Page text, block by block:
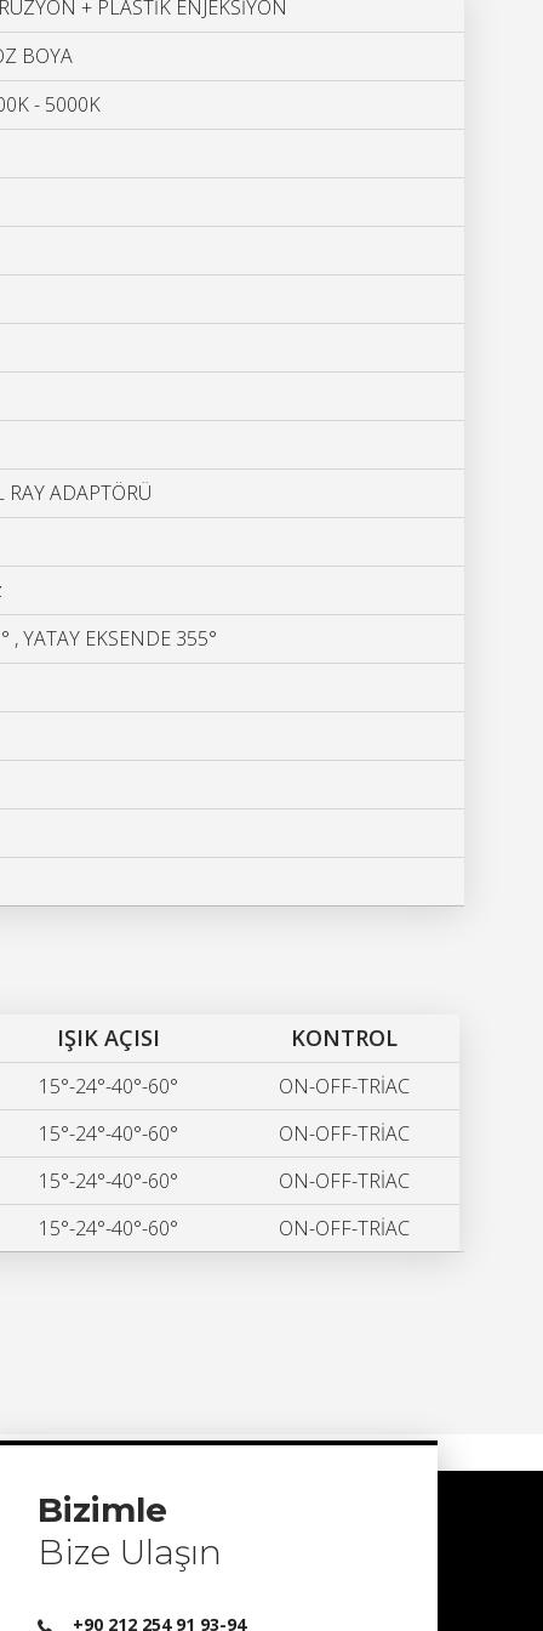
+ PLASTİK ENJEKSİYON
BOYA
- 5000K
ADAPTÖRÜ
, YATAY EKSENDE 355°
IŞIK AÇISI KONTROL
15°-24°-40°-60°
ON-OFF-TRİAC
15°-24°-40°-60°
ON-OFF-TRİAC
15°-24°-40°-60°
ON-OFF-TRİAC
15°-24°-40°-60°
ON-OFF-TRİAC
Bizimle
Bize Ulaşın
+90 212 254 91 93-94